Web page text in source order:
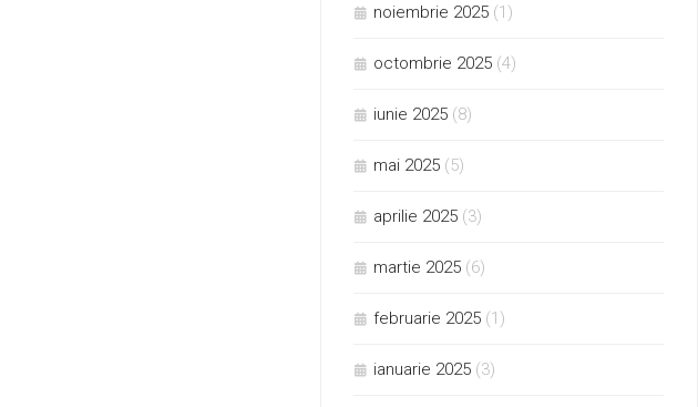
noiembrie 2025 (1)
octombrie 2025 (4)
iunie 2025 (8)
mai 2025 (5)
aprilie 2025 (3)
martie 2025 (6)
februarie 2025 (1)
ianuarie 2025 (3)